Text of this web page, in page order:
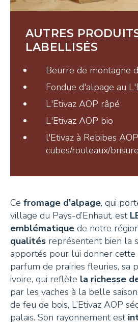
Miel et autres douceurs
Ambassadeurs
Place du
1660 Château-
+41 26 924
info@pays-
AUTRES
LABELLISÉS
Beurre de montagne
Fondue d'alpage au
L'Etivaz AOP râpé
L'Etivaz AOP bio
l'Etivaz à Rebibes
cubes/rouleaux/
Ce fromage d’alpage, qui
village du Pays-d’Enhaut, est
emblématique de notre
qualités représentent bien la
apportés pour lui donner cette
parfum de prairies fleuries, sa
ivoire, qui reflète la richesse
par les vaches à la belle
de feu de bois, L’Etivaz AOP
palais. Son rayonnement est